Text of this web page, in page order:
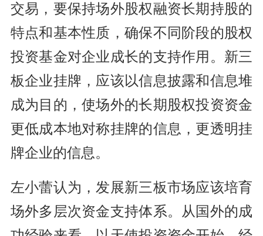
交易，要保持场外股权融资长期持股的
特点和基本性质，确保不同阶段的股权
投资基金对企业成长的支持作用。新三
板企业挂牌，应该以信息披露和信息堆
成为目的，使场外的长期股权投资资金
更低成本地对称挂牌的信息，更透明挂
牌企业的信息。
左小蕾认为，发展新三板市场应该培育
场外多层次资金支持体系。从国外的成